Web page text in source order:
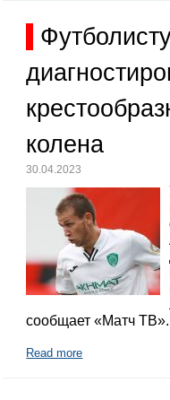
колена
30.04.2023
сообщает «Матч ТВ».
Read more